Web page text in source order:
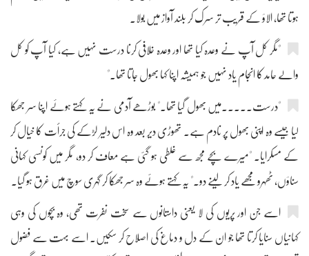
ہوتا تھا، الاؤ کے قریب تر سرک کر بلند آواز میں بولا۔
"مگر کل آپ نے وعدہ کیا تھا اور وعدہ خلافی کرنا درست نہیں ہے، کیا آپ کو کل
والے حامد کا انجام یاد نہیں جو ہمیشہ اپنا کہا بھول جاتا تھا۔"
"درست۔۔۔۔۔میں بھول گیا تھا۔" بوڑھے آدمی نے یہ کہتے ہوئے اپنا سر جھکا
لیا جیسے وہ اپنی بھول پر نادم ہے۔ تھوڑی دیر بعد وہ اس دلیر لڑکے کی جرأت کا خیال کر
کے مسکرایا۔ "میرے بچے مجھ سے غلطی ہو گئی ہے معاف کر دو، مگر میں کونسی کہانی
سناؤں، ٹھہرو مجھے یاد کر لینے دو۔" یہ کہتے ہوئے وہ سر جھکا کر گہری سوچ میں غرق ہو گیا۔
اسے جن اور پریوں کی لا یعنی داستانوں سے سخت نفرت تھی، وہ بچوں کی وہی
کہانیاں سنایا کرتا تھا جو ان کے دل و دماغ کی اصلاح کر سکیں۔ اسے بہت سے فضول